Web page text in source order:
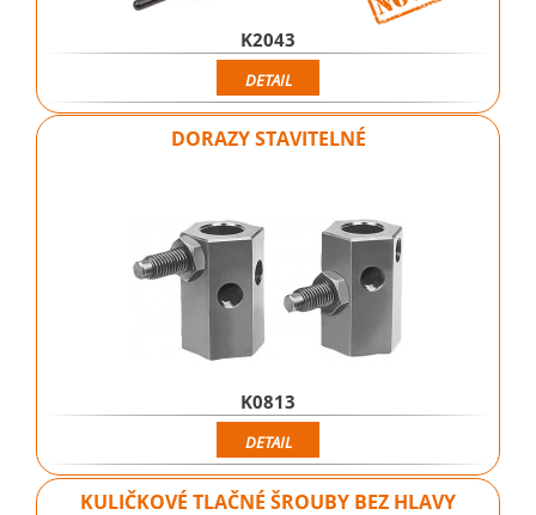
K2043
DETAIL
DORAZY STAVITELNÉ
K0813
DETAIL
KULIČKOVÉ TLAČNÉ ŠROUBY BEZ HLAVY